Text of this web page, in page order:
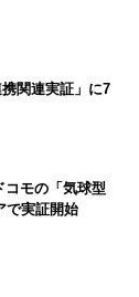
関連実証」に7
モの「気球型
で実証開始